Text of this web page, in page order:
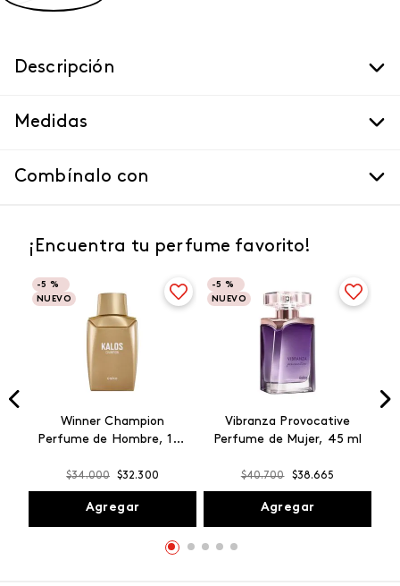
Descripción
Medidas
Combínalo con
¡Encuentra tu perfume favorito!
-5 %
NUEVO
Winner Champion
Perfume de Hombre, 100
$34.000 $32.300
Agregar
-5 %
NUEVO
Vibranza Provocative
Perfume de Mujer, 45 ml
$40.700 $38.665
Agregar